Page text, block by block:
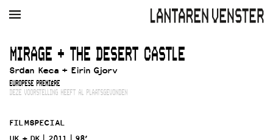
AGENDA FILM MUZIEK RESTAURANT VERHUUR
Winkelmandje
Zoek
Openingstijden & contact
Bereikbaarheid
MIRAGE + THE DESERT CASTLE
Srdan Keca + Eirin Gjorv
EUROPESE PREMIÈRE
DEZE VOORSTELLING HEEFT AL PLAATSGEVONDEN
FILMSPECIAL